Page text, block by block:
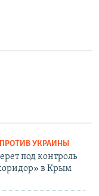
УКРАИНЫ
под контроль
в Крым